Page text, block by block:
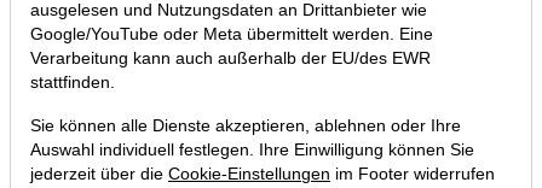
24.11.2022 um 12:24 Uhr |A. Zehetner
ausgelesen und Nutzungsdaten an Drittanbieter wie
Google/YouTube oder Meta übermittelt werden. Eine
Verarbeitung kann auch außerhalb der EU/des EWR
stattfinden.
Sie können alle Dienste akzeptieren, ablehnen oder Ihre
Auswahl individuell festlegen. Ihre Einwilligung können Sie
jederzeit über die Cookie-Einstellungen im Footer widerrufen